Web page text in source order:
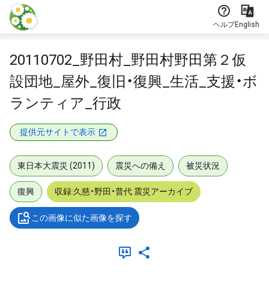
本文に飛ぶ
ヘルプEnglish
20110702_野田村_野田村野田第２仮
設団地_屋外_復旧・復興_生活_支援・ボ
ランティア_行政
提供元サイトで表示
東日本大震災 (2011) 震災への備え 被災状況
復興 収録:久慈・野田・普代 震災アーカイブ
この画像に似た画像を探す